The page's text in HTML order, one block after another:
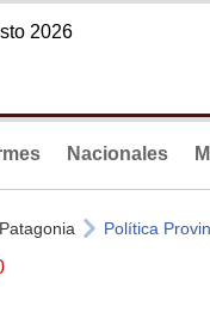
2026
Nacionales
Política